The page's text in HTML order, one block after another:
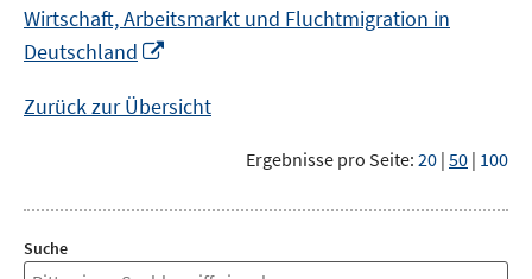
Wirtschaft, Arbeitsmarkt und Fluchtmigration in
Deutschland
Fenster
Zurück zur Übersicht
Ergebnisse pro Seite: 20 | 50 | 100
Suche